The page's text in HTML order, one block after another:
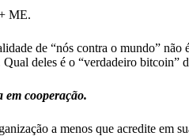
ME.
de “nós contra o mundo” não
deles é o “verdadeiro bitcoin”
cooperação.
a menos que acredite em